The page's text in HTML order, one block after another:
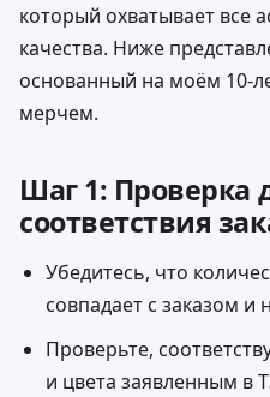
который охватывает все
качества. Ниже
основанный на моём 10-
мерчем.
Шаг 1: Проверка
соответствия
Убедитесь, что
совпадает с заказом и
Проверьте,
и цвета заявленным в